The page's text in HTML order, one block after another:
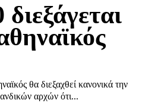
θα διεξαχθεί κανονικά την
αρχών ότι...